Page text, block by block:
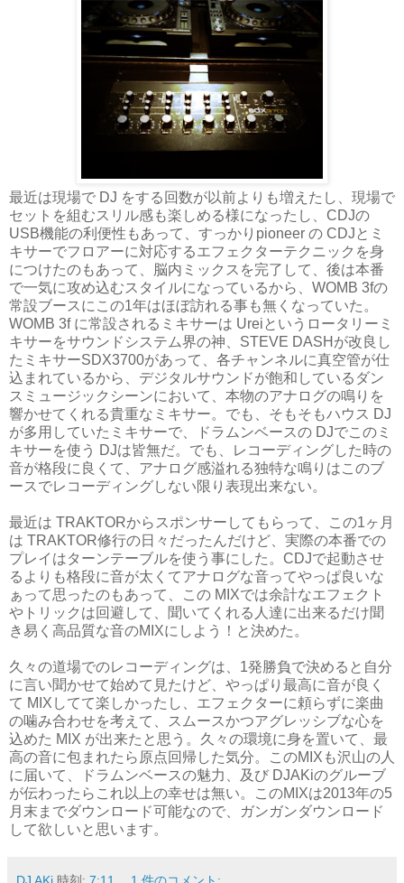
最近は現場で DJ をする回数が以前よりも増えたし、現場で
セットを組むスリル感も楽しめる様になったし、CDJの
USB機能の利便性もあって、すっかりpioneer の CDJとミ
キサーでフロアーに対応するエフェクターテクニックを身
につけたのもあって、脳内ミックスを完了して、後は本番
で一気に攻め込むスタイルになっているから、WOMB 3fの
常設ブースにこの1年はほぼ訪れる事も無くなっていた。
WOMB 3f に常設されるミキサーは Ureiというロータリーミ
キサーをサウンドシステム界の神、STEVE DASHが改良し
たミキサーSDX3700があって、各チャンネルに真空管が仕
込まれているから、デジタルサウンドが飽和しているダン
スミュージックシーンにおいて、本物のアナログの鳴りを
響かせてくれる貴重なミキサー。でも、そもそもハウス DJ
が多用していたミキサーで、ドラムンベースの DJでこのミ
キサーを使う DJは皆無だ。でも、レコーディングした時の
音が格段に良くて、アナログ感溢れる独特な鳴りはこのブ
ースでレコーディングしない限り表現出来ない。
最近は TRAKTORからスポンサーしてもらって、この1ヶ月
は TRAKTOR修行の日々だったんだけど、実際の本番での
プレイはターンテーブルを使う事にした。CDJで起動させ
るよりも格段に音が太くてアナログな音ってやっぱ良いな
ぁって思ったのもあって、この MIXでは余計なエフェクト
やトリックは回避して、聞いてくれる人達に出来るだけ聞
き易く高品質な音のMIXにしよう！と決めた。
久々の道場でのレコーディングは、1発勝負で決めると自分
に言い聞かせて始めて見たけど、やっぱり最高に音が良く
て MIXしてて楽しかったし、エフェクターに頼らずに楽曲
の噛み合わせを考えて、スムースかつアグレッシブな心を
込めた MIX が出来たと思う。久々の環境に身を置いて、最
高の音に包まれたら原点回帰した気分。このMIXも沢山の人
に届いて、ドラムンベースの魅力、及び DJAKiのグルーブ
が伝わったらこれ以上の幸せは無い。このMIXは2013年の5
月末までダウンロード可能なので、ガンガンダウンロード
して欲しいと思います。